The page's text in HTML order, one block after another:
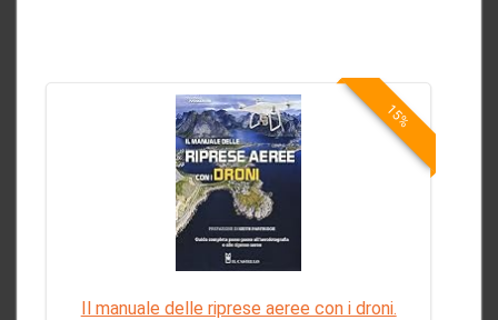
15%
Il manuale delle riprese aeree con i droni.